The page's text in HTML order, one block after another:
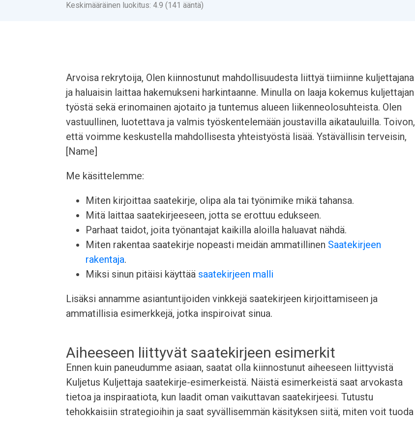
Keskimääräinen luokitus: 4.9 (141 ääntä)
Arvoisa rekrytoija, Olen kiinnostunut mahdollisuudesta liittyä tiimiinne kuljettajana
ja haluaisin laittaa hakemukseni harkintaanne. Minulla on laaja kokemus kuljettajan
työstä sekä erinomainen ajotaito ja tuntemus alueen liikenneolosuhteista. Olen
vastuullinen, luotettava ja valmis työskentelemään joustavilla aikatauluilla. Toivon,
että voimme keskustella mahdollisesta yhteistyöstä lisää. Ystävällisin terveisin,
[Name]
Me käsittelemme:
Miten kirjoittaa saatekirje, olipa ala tai työnimike mikä tahansa.
Mitä laittaa saatekirjeeseen, jotta se erottuu edukseen.
Parhaat taidot, joita työnantajat kaikilla aloilla haluavat nähdä.
Miten rakentaa saatekirje nopeasti meidän ammatillinen Saatekirjeen
rakentaja.
Miksi sinun pitäisi käyttää saatekirjeen malli
Lisäksi annamme asiantuntijoiden vinkkejä saatekirjeen kirjoittamiseen ja
ammatillisia esimerkkejä, jotka inspiroivat sinua.
Aiheeseen liittyvät saatekirjeen esimerkit
Ennen kuin paneudumme asiaan, saatat olla kiinnostunut aiheeseen liittyvistä
Kuljetus Kuljettaja saatekirje-esimerkeistä. Näistä esimerkeistä saat arvokasta
tietoa ja inspiraatiota, kun laadit oman vaikuttavan saatekirjeesi. Tutustu
tehokkaisiin strategioihin ja saat syvällisemmän käsityksen siitä, miten voit tuoda